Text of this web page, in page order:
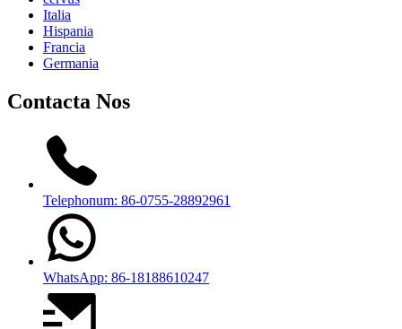
Italia
Hispania
Francia
Germania
Contacta Nos
Telephonum: 86-0755-28892961
WhatsApp: 86-18188610247